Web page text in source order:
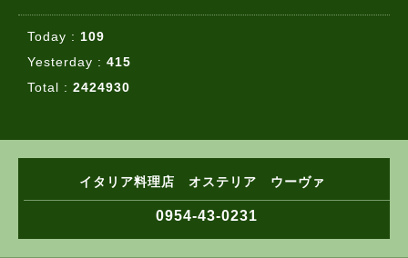
Today : 109
Yesterday : 415
Total : 2424930
イタリア料理店 オステリア ウーヴァ
0954-43-0231